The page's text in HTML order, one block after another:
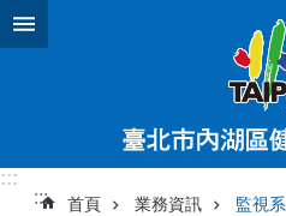
跳到主要內容區塊
:::
:::
首頁 業務資訊 監視